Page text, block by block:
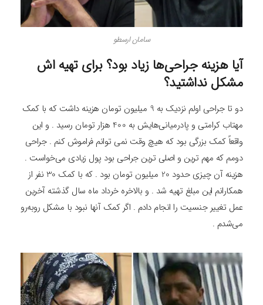
سامان ارسطو
آیا هزینه جراحی‌ها زیاد بود؟ برای تهیه‌ اش
مشکل نداشتید؟
دو تا جراحی اولم نزدیک به 9 میلیون تومان هزینه داشت که با کمک
مهتاب کرامتی و پادرمیانی‌هایش به 400 هزار تومان رسید . و این
واقعاً کمک بزرگی بود که هیچ‌ وقت نمی توانم فراموش ‌کنم . جراحی
دومم که مهم‌ ترین و اصلی ‌ترین جراحی بود پول زیادی می‌خواست .
هزینه آن چیزی حدود 20 میلیون تومان بود . که با کمک 30 نفر از
همکارانم این مبلغ تهیه شد . و بالاخره خرداد ‌ماه سال گذشته آخرین
عمل تغییر جنسیت را انجام دادم . اگر کمک آنها نبود با مشکل روبه‌رو
می‌شدم .